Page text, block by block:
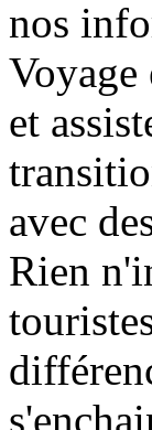
nos
Voyage
et
avec
Rien